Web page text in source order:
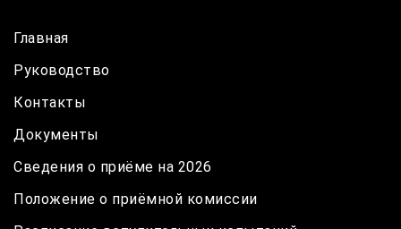
Главная
Руководство
Контакты
Документы
Сведения о приёме на 2026
Положение о приёмной комиссии